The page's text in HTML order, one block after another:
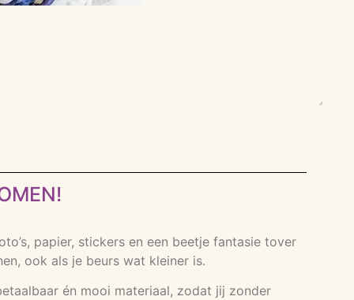
papier, stickers en een beetje fantasie tover
ook als je beurs wat kleiner is.
én mooi materiaal, zodat jij zonder